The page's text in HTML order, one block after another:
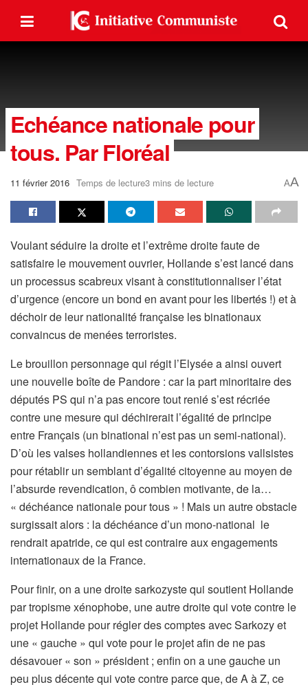
Echéance nationale pour
tous. Par Floréal
11 février 2016 Temps de lecture3 mins de lecture AA
Voulant séduire la droite et l’extrême droite faute de
satisfaire le mouvement ouvrier, Hollande s’est lancé dans
un processus scabreux visant à constitutionnaliser l’état
d’urgence (encore un bond en avant pour les libertés !) et à
déchoir de leur nationalité française les binationaux
convaincus de menées terroristes.
Le brouillon personnage qui régit l’Elysée a ainsi ouvert
une nouvelle boîte de Pandore : car la part minoritaire des
députés PS qui n’a pas encore tout renié s’est récriée
contre une mesure qui déchirerait l’égalité de principe
entre Français (un binational n’est pas un semi-national).
D’où les valses hollandiennes et les contorsions vallsistes
pour rétablir un semblant d’égalité citoyenne au moyen de
l’absurde revendication, ô combien motivante, de la…
« déchéance nationale pour tous » ! Mais un autre obstacle
surgissait alors : la déchéance d’un mono-national le
rendrait apatride, ce qui est contraire aux engagements
internationaux de la France.
Pour finir, on a une droite sarkozyste qui soutient Hollande
par tropisme xénophobe, une autre droite qui vote contre le
projet Hollande pour régler des comptes avec Sarkozy et
une « gauche » qui vote pour le projet afin de ne pas
désavouer « son » président ; enfin on a une gauche un
peu plus décente qui vote contre parce que, de A à Z, ce